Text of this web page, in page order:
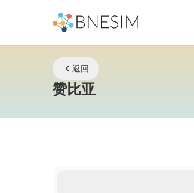
返回
赞比亚eSIM | 无论您